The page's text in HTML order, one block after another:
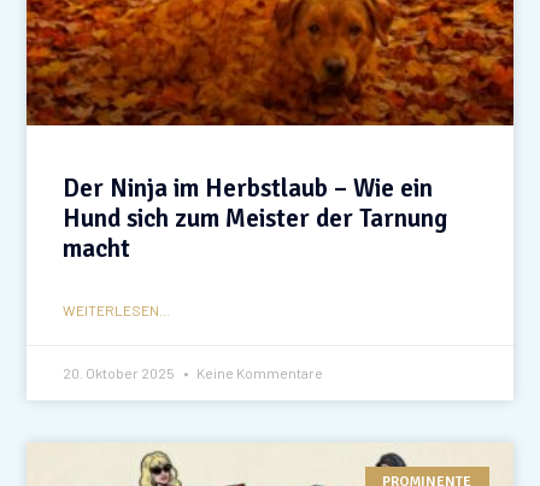
Der Ninja im Herbstlaub – Wie ein
Hund sich zum Meister der Tarnung
macht
WEITERLESEN...
20. Oktober 2025 Keine Kommentare
PROMINENTE